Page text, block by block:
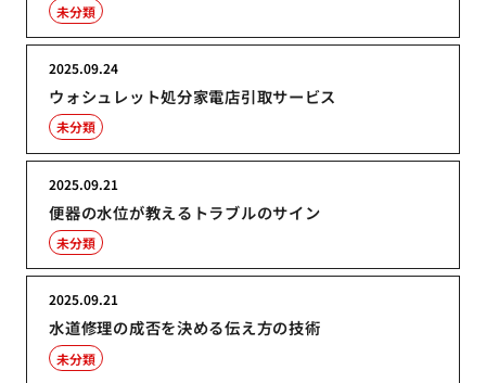
未分類
ウォシュレット処分家電店引取サービス
2025.09.24
未分類
便器の水位が教えるトラブルのサイン
2025.09.21
未分類
水道修理の成否を決める伝え方の技術
2025.09.21
未分類